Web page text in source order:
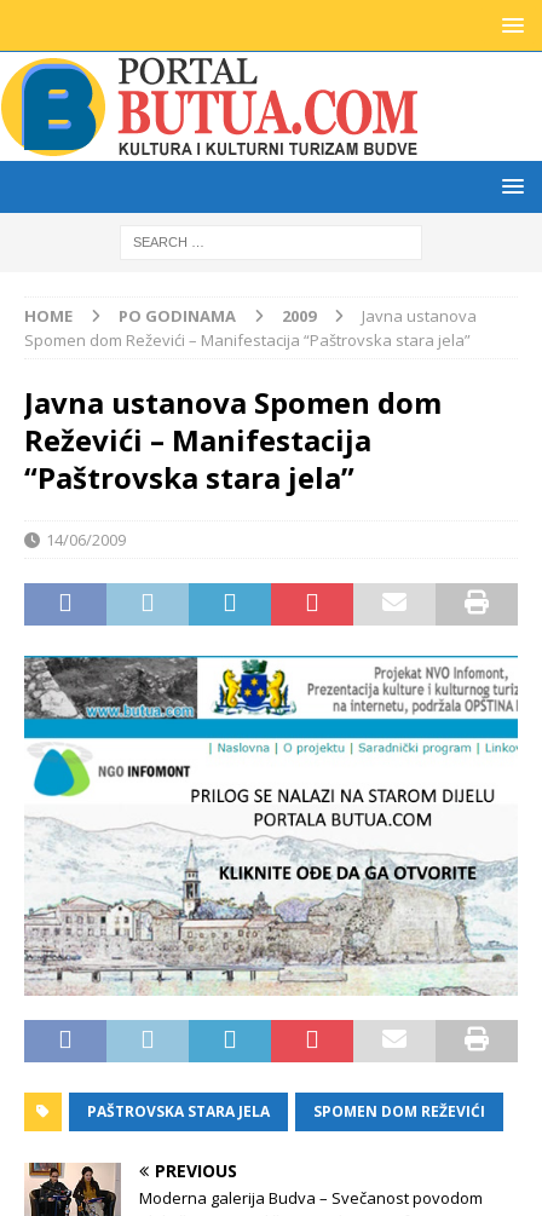
HOME PO GODINAMA 2009
Javna ustanova
Spomen dom Reževići – Manifestacija “Paštrovska stara jela”
Javna ustanova Spomen dom
Reževići – Manifestacija
“Paštrovska stara jela”
14/06/2009
PAŠTROVSKA STARA JELA SPOMEN DOM REŽEVIĆI
PREVIOUS
Moderna galerija Budva – Svečanost povodom